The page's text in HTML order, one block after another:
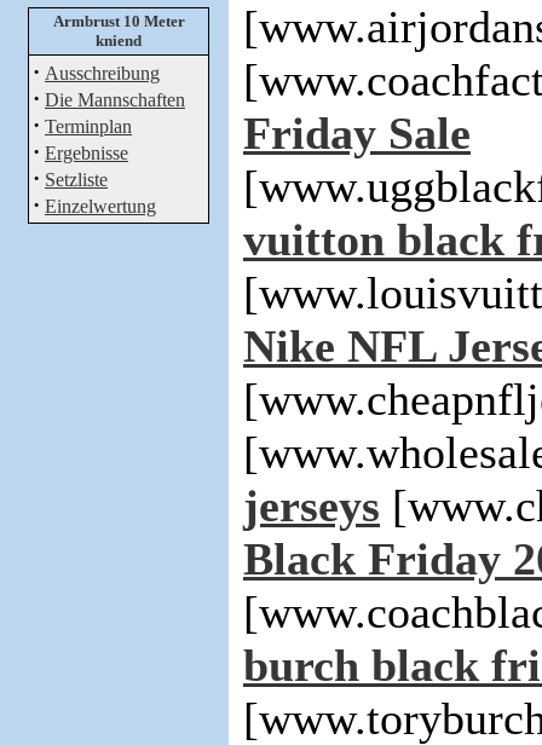
Armbrust 10 Meter
kniend
· Ausschreibung
· Die Mannschaften
· Terminplan
· Ergebnisse
· Setzliste
· Einzelwertung
Friday Sale
vuitton black
Nike NFL
jerseys
Black Friday
burch black